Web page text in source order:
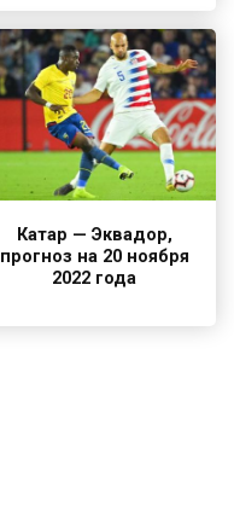
Катар — Эквадор,
прогноз на 20 ноября
2022 года